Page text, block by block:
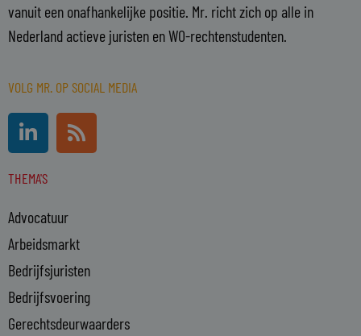
vanuit een onafhankelijke positie. Mr. richt zich op alle in
Nederland actieve juristen en WO-rechtenstudenten.
VOLG MR. OP SOCIAL MEDIA
L
i
n
k
d
i
n
-
i
n
R
s
s
THEMA'S
Advocatuur
Arbeidsmarkt
Bedrijfsjuristen
Bedrijfsvoering
Gerechtsdeurwaarders